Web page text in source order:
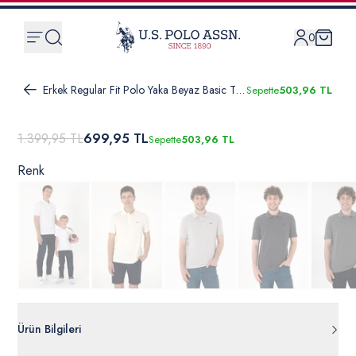
0
Erkek Regular Fit Polo Yaka Beyaz Basic TişörtSepette503,96 TL
1.399,95 TL699,95 TLSepette503,96 TL
Renk
Ürün Bilgileri